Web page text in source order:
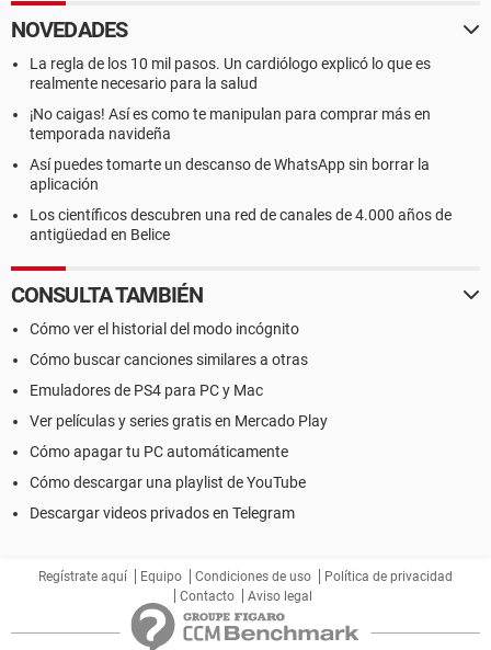
NOVEDADES
La regla de los 10 mil pasos. Un cardiólogo explicó lo que es
realmente necesario para la salud
¡No caigas! Así es como te manipulan para comprar más en
temporada navideña
Así puedes tomarte un descanso de WhatsApp sin borrar la
aplicación
Los científicos descubren una red de canales de 4.000 años de
antigüedad en Belice
CONSULTA TAMBIÉN
Cómo ver el historial del modo incógnito
Cómo buscar canciones similares a otras
Emuladores de PS4 para PC y Mac
Ver películas y series gratis en Mercado Play
Cómo apagar tu PC automáticamente
Cómo descargar una playlist de YouTube
Descargar videos privados en Telegram
Regístrate aquí Equipo Condiciones de uso
Política de privacidad
Contacto
Aviso legal